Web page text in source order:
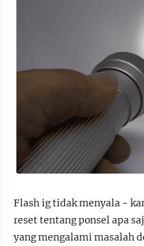
Flash ig tidak menyala -
reset tentang ponsel apa
yang mengalami masalah